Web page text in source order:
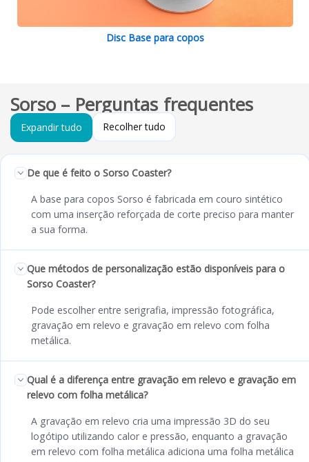
Disc Base para copos
Sorso – Perguntas frequentes
Expandir tudo Recolher tudo
De que é feito o Sorso Coaster?
A base para copos Sorso é fabricada em couro sintético
com uma inserção reforçada de corte preciso para manter
a sua forma.
Que métodos de personalização estão disponíveis para o
Sorso Coaster?
Pode escolher entre serigrafia, impressão fotográfica,
gravação em relevo e gravação em relevo com folha
metálica.
Qual é a diferença entre gravação em relevo e gravação em
relevo com folha metálica?
A gravação em relevo cria uma impressão 3D do seu
logótipo utilizando calor e pressão, enquanto a gravação
em relevo com folha metálica adiciona uma folha metálica